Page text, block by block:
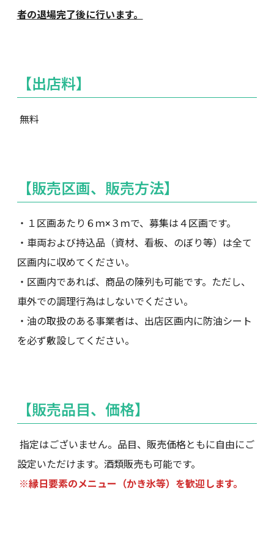
者の退場完了後に行います。
【出店料】
無料
【販売区画、販売方法】
・１区画あたり６ｍ×３ｍで、募集は４区画です。
・車両および持込品（資材、看板、のぼり等）は全て
区画内に収めてください。
・区画内であれば、商品の陳列も可能です。ただし、
車外での調理行為はしないでください。
・油の取扱のある事業者は、出店区画内に防油シート
を必ず敷設してください。
【販売品目、価格】
指定はございません。品目、販売価格ともに自由にご
設定いただけます。酒類販売も可能です。
※縁日要素のメニュー（かき氷等）を歓迎します。